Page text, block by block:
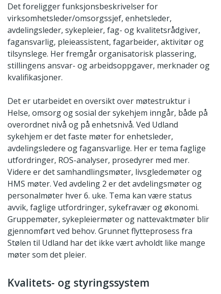
Det foreligger funksjonsbeskrivelser for
virksomhetsleder/omsorgssjef, enhetsleder,
avdelingsleder, sykepleier, fag- og kvalitetsrådgiver,
fagansvarlig, pleieassistent, fagarbeider, aktivitør og
tilsynslege. Her fremgår organisatorisk plassering,
stillingens ansvar- og arbeidsoppgaver, merknader og
kvalifikasjoner.
Det er utarbeidet en oversikt over møtestruktur i
Helse, omsorg og sosial der sykehjem inngår, både på
overordnet nivå og på enhetsnivå. Ved Udland
sykehjem er det faste møter for enhetsleder,
avdelingsledere og fagansvarlige. Her er tema faglige
utfordringer, ROS-analyser, prosedyrer med mer.
Videre er det samhandlingsmøter, livsgledemøter og
HMS møter. Ved avdeling 2 er det avdelingsmøter og
personalmøter hver 6. uke. Tema kan være status
avvik, faglige utfordringer, sykefravær og økonomi.
Gruppemøter, sykepleiermøter og nattevaktmøter blir
gjennomført ved behov. Grunnet flytteprosess fra
Stølen til Udland har det ikke vært avholdt like mange
møter som det pleier.
Kvalitets- og styringssystem